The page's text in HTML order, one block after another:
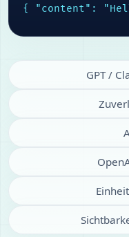
{ "content":
GPT /